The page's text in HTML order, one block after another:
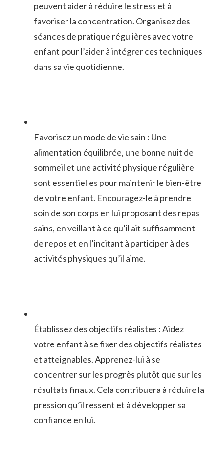
peuvent aider à réduire le stress et à
⁢favoriser​ la concentration. Organisez des⁣
séances de pratique régulières avec votre
enfant pour l’aider à intégrer ces techniques
dans‍ sa vie quotidienne.
Favorisez un mode de vie sain : Une
⁣alimentation équilibrée, une ⁣bonne nuit de
sommeil et une activité physique régulière​
sont essentielles pour maintenir⁢ le bien-être
de votre enfant. Encouragez-le à ⁣prendre
soin de son corps en lui proposant des ​repas
sains, en veillant à ce qu’il ait suffisamment
de repos et en ‌l’incitant à participer à des
activités physiques‍ qu’il aime.
Établissez des objectifs réalistes : Aidez
votre enfant à se ⁣fixer des objectifs réalistes
et atteignables. Apprenez-lui à⁣ se
concentrer sur ⁣les progrès ‌plutôt que sur⁢ les
résultats finaux. Cela contribuera à ⁤réduire la
pression qu’il ressent et à développer sa
confiance ⁢en lui.